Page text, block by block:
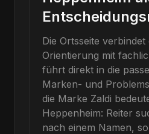
Die Ortsseite
Orientierung mit
führt direkt in die
Marken- und
die Marke Zaldi
Heppenheim: Reiter
nach einem Namen,